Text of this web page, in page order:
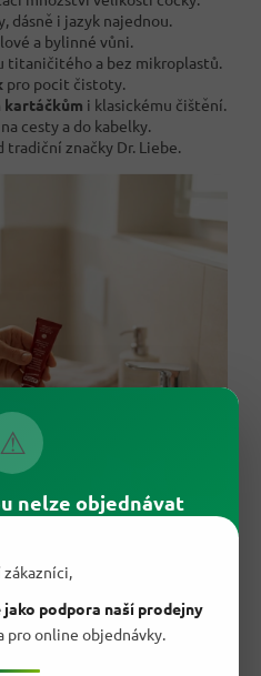
⚠
nelze objednávat
jako podpora naší prodejny
pro online objednávky.
dásně i jazyk najednou.
a bylinné vůni.
titaničitého a bez mikroplastů.
pro pocit čistoty.
kartáčkům i klasickému čištění.
cesty a do kabelky.
tradiční značky Dr. Liebe.
složky
, které jsou tradičně spojované s
osvěžením
. Krémová
i do míst, kam běžná pasta
zubní krčky